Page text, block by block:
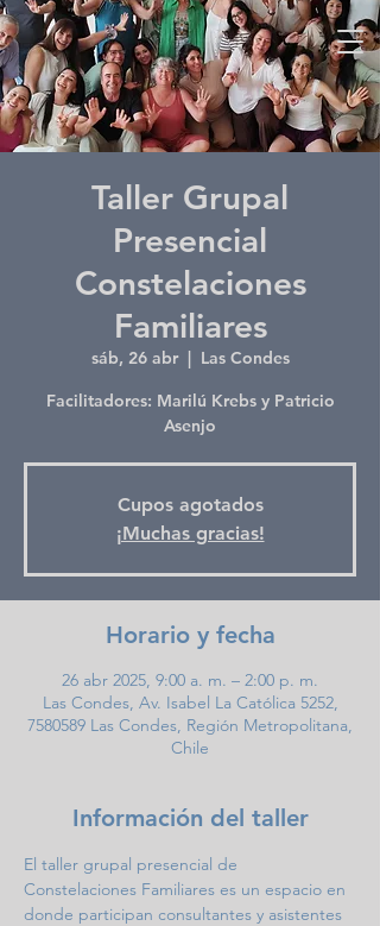
Taller Grupal
Presencial
Constelaciones
Familiares
sáb, 26 abr
  |
Las Condes
Facilitadores: Marilú Krebs y Patricio
Asenjo
Cupos agotados
¡Muchas gracias!
Horario y fecha
26 abr 2025, 9:00 a. m. – 2:00 p. m.
Las Condes, Av. Isabel La Católica 5252,
7580589 Las Condes, Región Metropolitana,
Chile
Información del taller
El taller grupal presencial de
Constelaciones Familiares es un espacio en
donde participan consultantes y asistentes